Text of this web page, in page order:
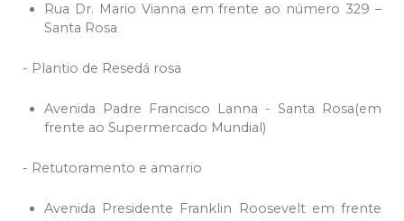
Rua Dr. Mario Vianna em frente ao número 329 –
Santa Rosa
- Plantio de Resedá rosa
Avenida Padre Francisco Lanna - Santa Rosa(em
frente ao Supermercado Mundial)
- Retutoramento e amarrio
Avenida Presidente Franklin Roosevelt em frente